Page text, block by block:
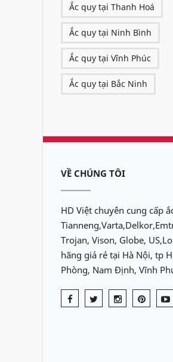
Ắc quy tại Thanh Hoá
Ắc quy tại Ninh Bình
Ắc quy tại Vĩnh Phúc
Ắc quy tại Bắc Ninh
VỀ CHÚNG TÔI
HD Việt chuyên cung cấp
Trojan, Vison, Globe,
hãng giá rẻ tại Hà Nội, tp
Phòng, Nam Định, Vĩnh